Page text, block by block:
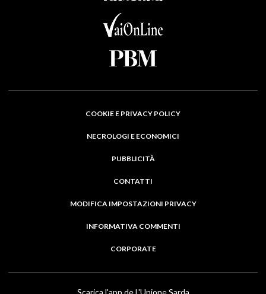
COOKIE E PRIVACY POLICY
NECROLOGI E ECONOMICI
PUBBLICITÀ
CONTATTI
MODIFICA IMPOSTAZIONI PRIVACY
INFORMATIVA COMMENTI
CORPORATE